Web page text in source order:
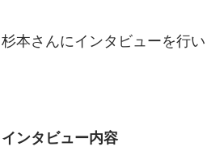
杉本さんにインタビューを行い
インタビュー内容